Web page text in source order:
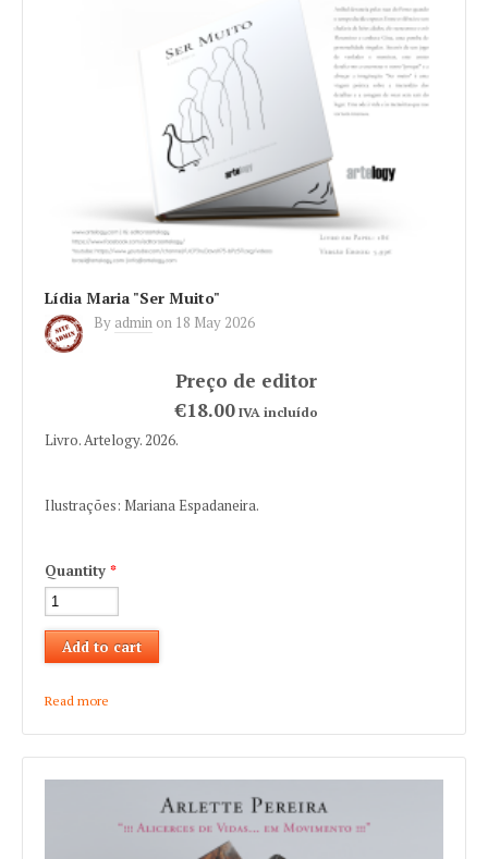
Lídia Maria "Ser Muito"
By admin on 18 May 2026
€18.00IVA incluído
Livro. Artelogy. 2026.
Ilustrações: Mariana Espadaneira.
Quantity *
Read more